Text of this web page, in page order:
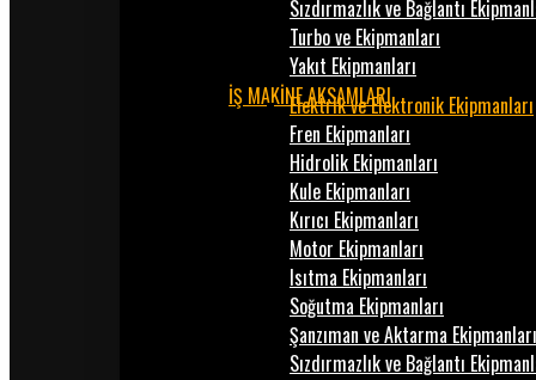
Sızdırmazlık ve Bağlantı
Turbo ve Ekipmanları
Yakıt Ekipmanları
İŞ MAKİNE AKSAMLARI
Elektrik ve Elektronik Ekipmanları
Fren Ekipmanları
Hidrolik Ekipmanları
Kule Ekipmanları
Kırıcı Ekipmanları
Motor Ekipmanları
Isıtma Ekipmanları
Soğutma Ekipmanları
Şanzıman ve Aktarma Ekipmanları
Sızdırmazlık ve Bağlantı